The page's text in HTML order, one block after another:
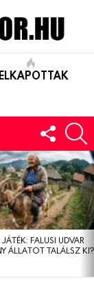
US
FALUSI UDVAR
ÁLLATOT TALÁLSZ KI?